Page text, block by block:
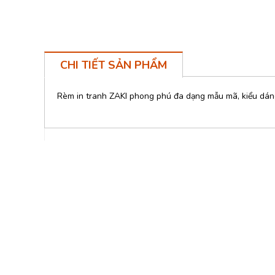
CHI TIẾT SẢN PHẨM
Rèm in tranh ZAKI phong phú đa dạng mẫu mã, kiểu